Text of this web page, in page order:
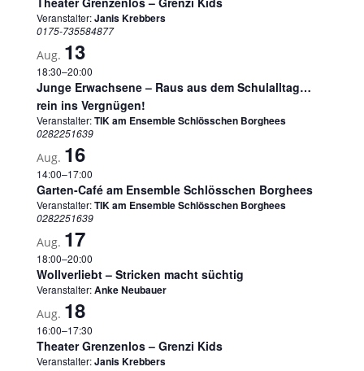
Veranstalter:Janis Krebbers
0175-735584877
Aug. 13
18:30–20:00
Junge Erwachsene – Raus aus dem Schulalltag…
rein ins Vergnügen!
Veranstalter:TIK am Ensemble Schlösschen Borghees
0282251639
Aug. 16
14:00–17:00
Garten-Café am Ensemble Schlösschen Borghees
Veranstalter:TIK am Ensemble Schlösschen Borghees
0282251639
Aug. 17
18:00–20:00
Wollverliebt – Stricken macht süchtig
Veranstalter:Anke Neubauer
Aug. 18
16:00–17:30
Theater Grenzenlos – Grenzi Kids
Veranstalter:Janis Krebbers